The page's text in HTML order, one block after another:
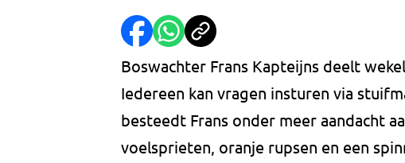
Boswachter Frans Kapteijns deelt
Iedereen kan vragen insturen via
besteedt Frans onder meer aandacht
voelsprieten, oranje rupsen en een